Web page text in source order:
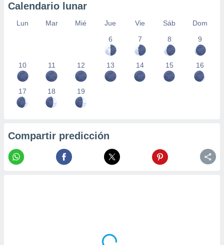
Calendario lunar
Lun Mar Mié Jue Vie Sáb
Dom
6
7 8 9
10 11 12 13 14 15 16
17 18 19
Compartir predicción